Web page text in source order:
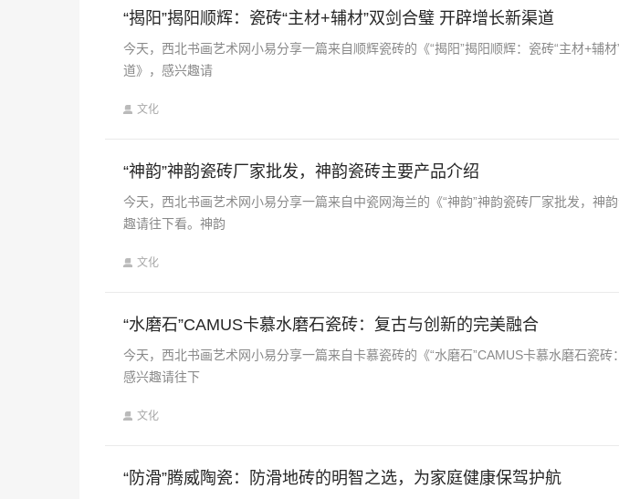
“揭阳”揭阳顺辉：瓷砖“主材+辅材”双剑合璧 开辟增长新渠道
今天，西北书画艺术网小易分享一篇来自顺辉瓷砖的《“揭阳”揭阳顺辉：瓷砖“主材+辅
道》，感兴趣请
文化
“神韵”神韵瓷砖厂家批发，神韵瓷砖主要产品介绍
今天，西北书画艺术网小易分享一篇来自中瓷网海兰的《“神韵”神韵瓷砖厂家批发，神
趣请往下看。神韵
文化
“水磨石”CAMUS卡慕水磨石瓷砖：复古与创新的完美融合
今天，西北书画艺术网小易分享一篇来自卡慕瓷砖的《“水磨石”CAMUS卡慕水磨石瓷砖
感兴趣请往下
文化
“防滑”腾威陶瓷：防滑地砖的明智之选，为家庭健康保驾护航